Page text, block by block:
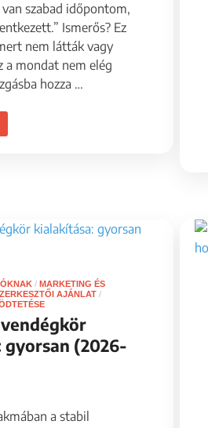
szabad időpontom,
Ismerős? Ez
nem látták vagy
a mondat nem elég
hozza …
/ MARKETING ÉS
AJÁNLAT /
(2026-
a stabil